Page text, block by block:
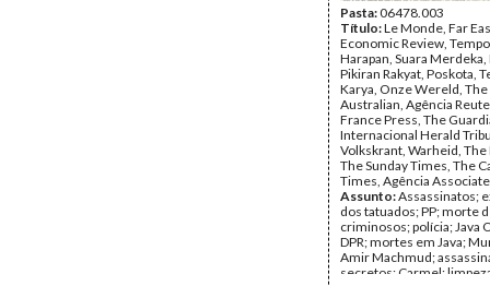
Pasta:06478.003
Título:Le Monde, Far
Economic Review,
Harapan, Suara
Pikiran Rakyat, Poskota,
Karya, Onze Wereld,
Australian, Agência
France Press, The
Internacional Herald
Volkskrant, Warheid,
The Sunday Times, The
Times, Agência
Assunto:Assassinatos;
dos tatuados; PP; morte
criminosos; polícia; Java
DPR; mortes em Java;
Amir Machmud;
secretos; Carmel;